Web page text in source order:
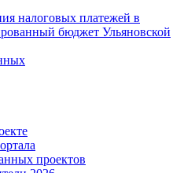
налоговых платежей в
бюджет Ульяновской
проектов